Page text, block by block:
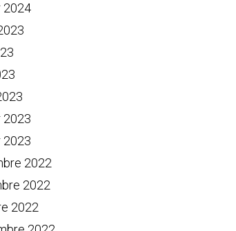
2024
2023
2023
2022
2022
2022